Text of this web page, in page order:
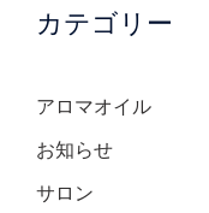
カテゴリー
アロマオイル
お知らせ
サロン